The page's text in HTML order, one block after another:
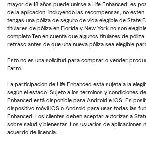
mayor de 18 años puede unirse a Life Enhanced, es
de la aplicación, incluyendo las recompensas, no
tengas una póliza de seguro de vida elegible de State
titulares de póliza en Florida y New York no son
completo.Ten en cuenta que algunos titulares de
retraso antes de que una nueva póliza sea elegible
Esto no es una solicitud para comprar o vender
Farm.
La participación de Life Enhanced está sujeta a la
según el estado. Sujeto a los términos y condiciones
Enhanced está disponible para Android e iOS. Es
dispositivo móvil iOS o Android para usar todas las
Enhanced. Los clientes deben aceptar autorizar a
sobre salud y bienestar. Los usuarios de aplicaciones
acuerdo de licencia.